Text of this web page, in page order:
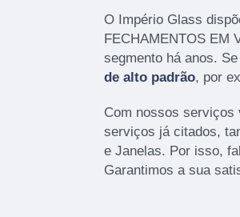
O Império Glass
FECHAMENTOS EM
segmento há anos.
de alto padrão, por
Com nossos serviços
serviços já citados,
e Janelas. Por isso,
Garantimos a sua